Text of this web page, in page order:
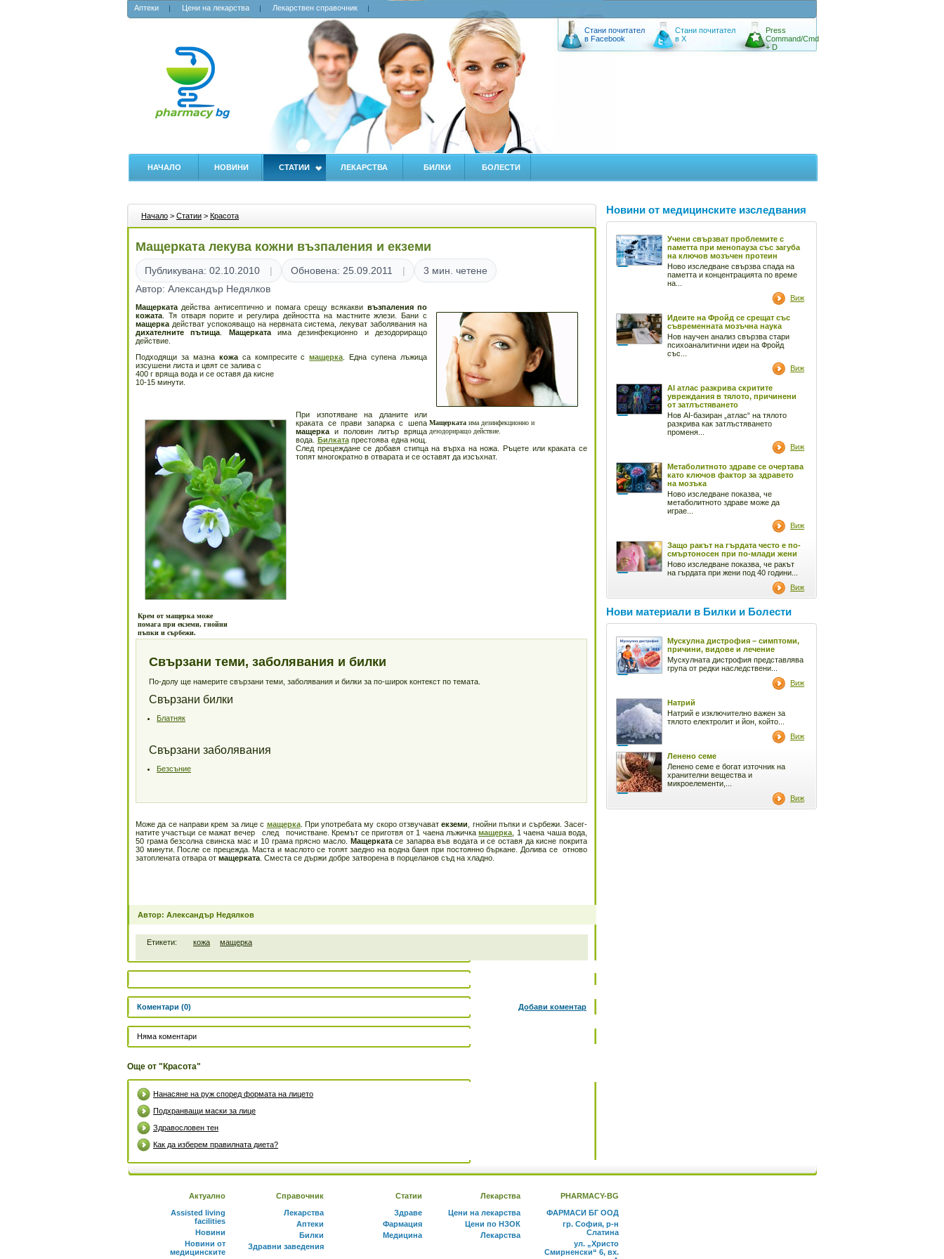
Аптеки Цени на лекарства Лекарствен справочник
Стани почитател
в Facebook
Стани почитател
в X
Press
Command/Cmd
+ D
НАЧАЛО НОВИНИ СТАТИИ ЛЕКАРСТВА БИЛКИ БОЛЕСТИ
Начало > Статии > Красота
Мащерката лекува кожни възпаления и екземи
Публикувана: 02.10.2010 Обновена: 25.09.2011
3 мин. четене
Автор: Александър Недялков
Мащерката има дезинфекционно и
дезодориращо действие.
Мащерката действа антисептично и помага срещу всякакви възпаления по
кожата . Тя отваря порите и регулира дей­ността на мастните жлези. Бани с
мащерка действат успо­кояващо на нервната система, лекуват заболявания на
диха­телните пъти­ща
Мащеркатаима дезинфекционно и дезодориращо
действие.
Подходящи за мазна кожаса компресите смащерка . Ед­на супена лъ­жица
изсушени листа и цвят се залива с
400 г вряща вода и се оставя да кисне
10-15 минути.
Крем от мащерка може
помага при екземи, гнойни
пъпки и сърбежи.
При изпотяване на дланите или
краката се прави запарка с шепа
мащерка и половин ли­тър вряща
вода. Билкатапрес­тоява една нощ.
След прецеждане се добавя стипца на вър­ха на ножа. Ръцете или краката се
топят многократно в от­варата и се оставят да изсъх­нат.
Свързани теми, заболявания и билки
По-долу ще намерите свързани теми, заболявания и билки за по-широк контекст по темата.
Свързани билки
Блатняк
Свързани заболявания
Безсъние
Може да се направи крем за лице с мащерка. При употреба­та му скоро отзвучаватекземи
, гнойни пъпки и сърбежи. Засег­
натите участъци се мажат ве­чер след по­чистване. Кре­мът се приготвя от 1 чае­на лъжичкама­щерка , 1 чаена чаша вода,
50 грама безсолна свинска мас и 10 грама прясно масло. Мащеркатасе запарва във водата и се ос­тавя да кисне покрита
30 ми­нути. После се прецежда. Маста и маслото се топят заедно на водна баня при постоянно бъркане. Долива се отново
затоплената отва­ра от мащерката . Сместа се държи добре затворена в пор­целанов съд на хладно.
Автор: Александър Недялков
Етикети: кожа мащерка
Коментари (0) Добави коментар
Няма коментари
Още от "Красота"
Нанасяне на руж според формата на лицето
Подхранващи маски за лице
Здравословен тен
Как да изберем правилната диета?
Новини от медицинските изследвания
Учени свързват проблемите с
паметта при менопауза със загуба
на ключов мозъчен протеин
Ново изследване свързва спада на
паметта и концентрацията по време
на...
Виж
Идеите на Фройд се срещат със
съвременната мозъчна наука
Нов научен анализ свързва стари
психоаналитични идеи на Фройд
със...
Виж
AI атлас разкрива скритите
увреждания в тялото, причинени
от затлъстяването
Нов AI-базиран „атлас“ на тялото
разкрива как затлъстяването
променя...
Виж
Метаболитното здраве се очертава
като ключов фактор за здравето
на мозъка
Ново изследване показва, че
метаболитното здраве може да
играе...
Виж
Защо ракът на гърдата често е по-
смъртоносен при по-млади жени
Ново изследване показва, че ракът
на гърдата при жени под 40 години...
Виж
Нови материали в Билки и Болести
Мускулна дистрофия – симптоми,
причини, видове и лечение
Мускулната дистрофия представлява
група от редки наследствени...
Виж
Натрий
Натрий е изключително важен за
тялото електролит и йон, който...
Виж
Ленено семе
Ленено семе е богат източник на
хранителни вещества и
микроелементи,...
Виж
Актуално
Assisted living
facilities
Новини
Новини от
медицинските
Справочник
Лекарства
Аптеки
Билки
Здравни заведения
Статии
Здраве
Фармация
Медицина
Лекарства
Цени на лекарства
Цени по НЗОК
Лекарства
PHARMACY-BG
ФАРМАСИ БГ ООД
гр. София, р-н
Слатина
ул. „Христо
Смирненски“ 6, вх.